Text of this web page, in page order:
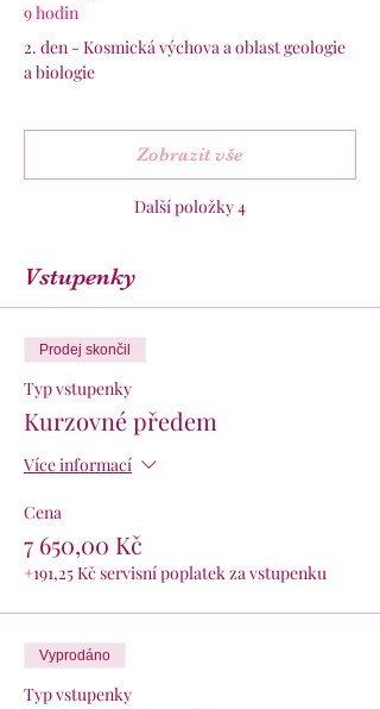
9 hodin
2. den - Kosmická výchova a oblast geologie
a biologie
Další položky 4
Zobrazit vše
Vstupenky
Prodej skončil
Typ vstupenky
Kurzovné předem
Více informací
Cena
7 650,00 Kč
+191,25 Kč servisní poplatek za vstupenku
Vyprodáno
Typ vstupenky